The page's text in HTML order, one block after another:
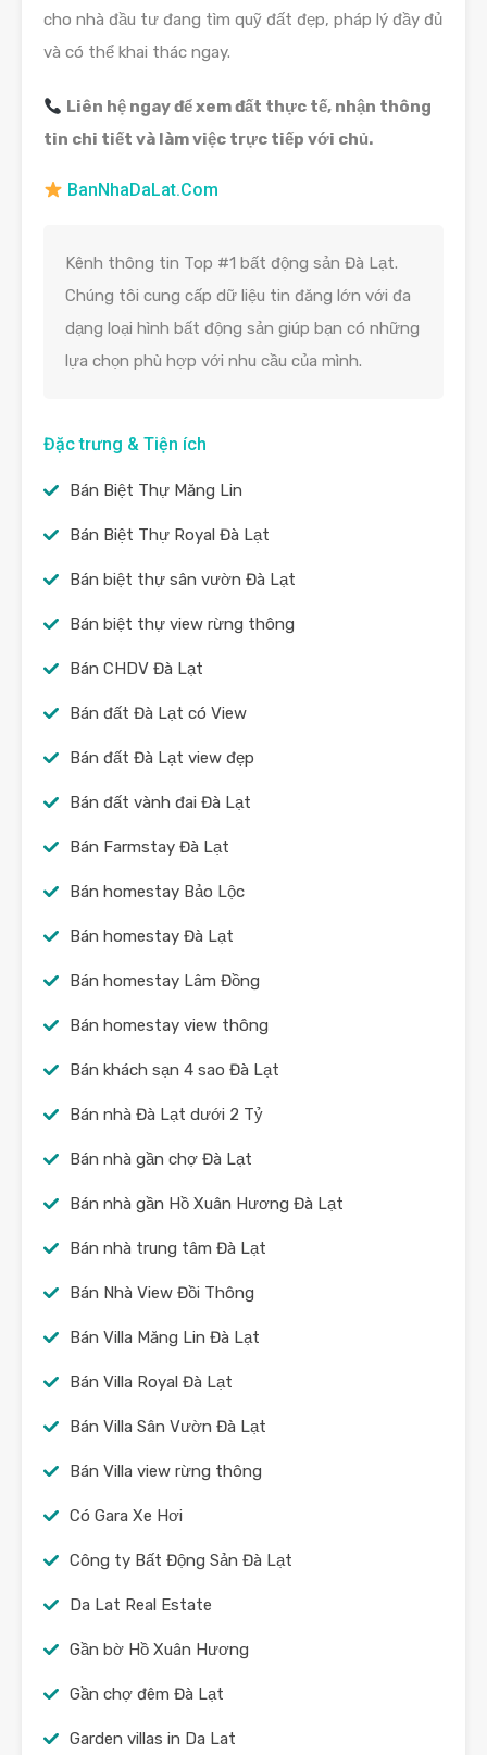
cho nhà đầu tư đang tìm quỹ đất đẹp, pháp lý đầy đủ
và có thể khai thác ngay.
Liên hệ ngay để xem đất thực tế, nhận thông
tin chi tiết và làm việc trực tiếp với chủ.
BanNhaDaLat.Com
Kênh thông tin Top #1 bất động sản Đà Lạt.
Chúng tôi cung cấp dữ liệu tin đăng lớn với đa
dạng loại hình bất động sản giúp bạn có những
lựa chọn phù hợp với nhu cầu của mình.
Đặc trưng & Tiện ích
Bán Biệt Thự Măng Lin
Bán Biệt Thự Royal Đà Lạt
Bán biệt thự sân vườn Đà Lạt
Bán biệt thự view rừng thông
Bán CHDV Đà Lạt
Bán đất Đà Lạt có View
Bán đất Đà Lạt view đẹp
Bán đất vành đai Đà Lạt
Bán Farmstay Đà Lạt
Bán homestay Bảo Lộc
Bán homestay Đà Lạt
Bán homestay Lâm Đồng
Bán homestay view thông
Bán khách sạn 4 sao Đà Lạt
Bán nhà Đà Lạt dưới 2 Tỷ
Bán nhà gần chợ Đà Lạt
Bán nhà gần Hồ Xuân Hương Đà Lạt
Bán nhà trung tâm Đà Lạt
Bán Nhà View Đồi Thông
Bán Villa Măng Lin Đà Lạt
Bán Villa Royal Đà Lạt
Bán Villa Sân Vườn Đà Lạt
Bán Villa view rừng thông
Có Gara Xe Hơi
Công ty Bất Động Sản Đà Lạt
Da Lat Real Estate
Gần bờ Hồ Xuân Hương
Gần chợ đêm Đà Lạt
Garden villas in Da Lat